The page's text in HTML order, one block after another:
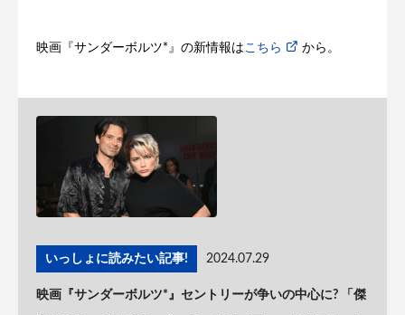
映画『サンダーボルツ*』の新情報は こちら から。
いっしょに読みたい記事! 2024.07.29
映画『サンダーボルツ*』セントリーが争いの中心に? 「傑